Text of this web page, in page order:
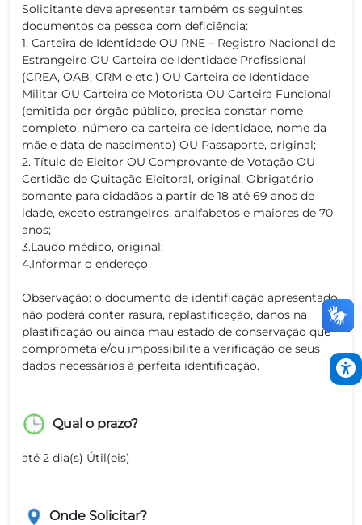
Solicitante deve apresentar também os seguintes
documentos da pessoa com deficiência:
1. Carteira de Identidade OU RNE – Registro Nacional de
Estrangeiro OU Carteira de Identidade Profissional
(CREA, OAB, CRM e etc.) OU Carteira de Identidade
Militar OU Carteira de Motorista OU Carteira Funcional
(emitida por órgão público, precisa constar nome
completo, número da carteira de identidade, nome da
mãe e data de nascimento) OU Passaporte, original;
2. Título de Eleitor OU Comprovante de Votação OU
Certidão de Quitação Eleitoral, original. Obrigatório
somente para cidadãos a partir de 18 até 69 anos de
idade, exceto estrangeiros, analfabetos e maiores de 70
anos;
3.Laudo médico, original;
4.Informar o endereço.
Observação: o documento de identificação apresentado
não poderá conter rasura, replastificação, danos na
plastificação ou ainda mau estado de conservação que
comprometa e/ou impossibilite a verificação de seus
dados necessários à perfeita identificação.
Qual o prazo?
até 2 dia(s) Útil(eis)
Onde Solicitar?